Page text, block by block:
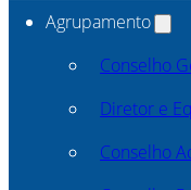
Agrupamento
Conselho
Diretor e
Conselho